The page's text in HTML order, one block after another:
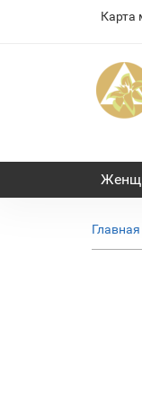
Карта
Главная